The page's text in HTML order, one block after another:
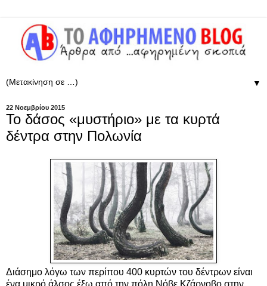
▼
22 Νοεμβρίου 2015
Το δάσος «μυστήριο» με τα κυρτά
δέντρα στην Πολωνία
Διάσημο λόγω των περίπου 400 κυρτών του δέντρων είναι
ένα μικρό άλσος έξω από την πόλη Νόβε Κζάρνοβο στην